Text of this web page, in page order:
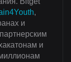
,
и
и